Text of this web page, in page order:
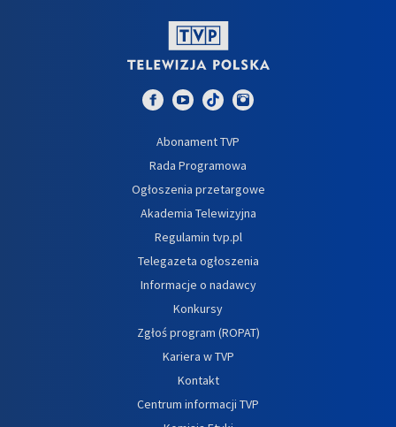
Abonament TVP
Rada Programowa
Ogłoszenia przetargowe
Akademia Telewizyjna
Regulamin tvp.pl
Telegazeta ogłoszenia
Informacje o nadawcy
Konkursy
Zgłoś program (ROPAT)
Kariera w TVP
Kontakt
Centrum informacji TVP